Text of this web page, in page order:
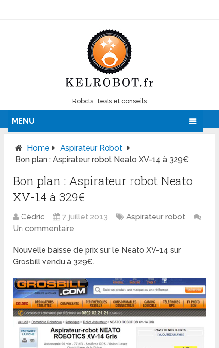
Robots : tests et conseils
MENU
Home
Aspirateur Robot
Bon plan : Aspirateur robot Neato XV-14 à 329€
Bon plan : Aspirateur robot Neato
XV-14 à 329€
Cédric 7 juillet 2013
Aspirateur robot
Un commentaire
Nouvelle baisse de prix sur le Neato XV-14 sur
Grosbill vendu à 329€.